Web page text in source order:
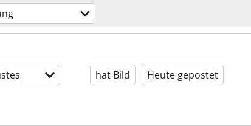
hat Bild Heute gepostet